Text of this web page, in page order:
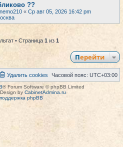
??
nemo210 « Ср авг 05, 2026 16:42 pm
• Страница 1из 1
Перейти
Часовой пояс: UTC+03:00
Удалить cookies
® Forum Software © phpBB Limited
by CabinetAdmina.ru
phpBB